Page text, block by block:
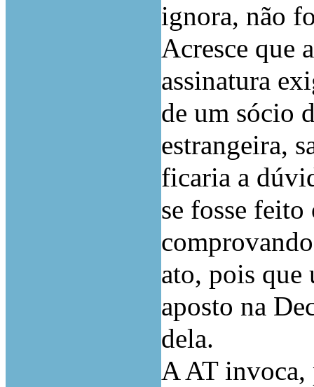
ignora, não
Acresce que
assinatura
de um sócio
estrangeira,
ficaria a
se fosse
ato, pois que
aposto na
dela.
A AT invoca,